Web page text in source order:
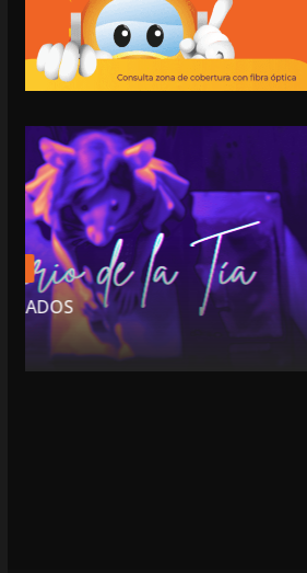
LOCALES OPINIÓN
EN LAS TRIPAS DEL
2026
6 agosto, 2026